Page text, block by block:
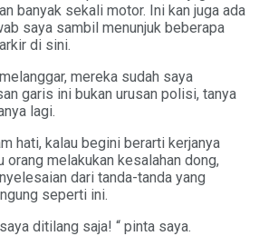
banyak sekali motor. Ini kan juga ada
saya sambil menunjuk beberapa
di sini.
mereka sudah saya
garis ini bukan urusan polisi, tanya
lagi.
hati, kalau begini berarti kerjanya
orang melakukan kesalahan dong,
dari tanda-tanda yang
seperti ini.
ditilang saja! “ pinta saya.